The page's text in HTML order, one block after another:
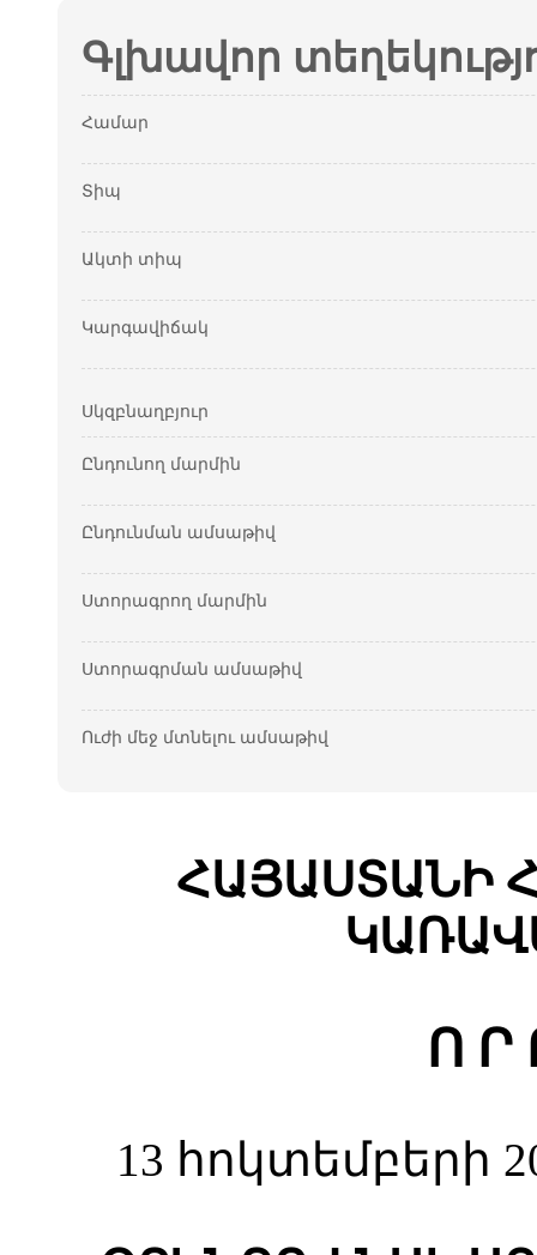
Գլխավոր
Համար
Տիպ
Ակտի տիպ
Կարգավիճակ
Սկզբնաղբյուր
Ընդունող մարմին
Ընդունման ամսաթիվ
Ստորագրող մարմին
Ստորագրման ամսաթիվ
Ուժի մեջ մտնելու ամսաթիվ
ՀԱՅԱՍՏԱՆԻ
Ո Ր
13 հոկտեմբերի